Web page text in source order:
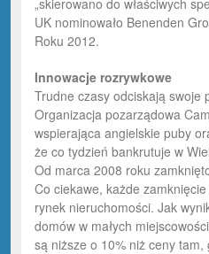
„skierowano do właściwych
UK nominowało Benenden
Roku 2012.
Innowacje rozrywkowe
Trudne czasy odciskają swoje
Organizacja pozarządowa
wspierająca angielskie puby
że co tydzień bankrutuje w
Od marca 2008 roku
Co ciekawe, każde
rynek nieruchomości. Jak
domów w małych
są niższe o 10% niż ceny tam,